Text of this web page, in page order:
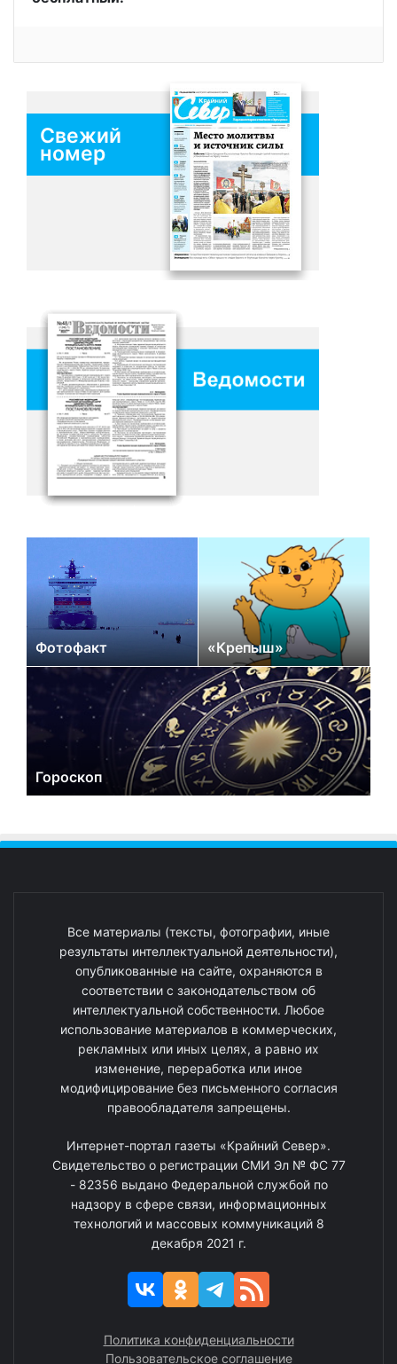
Свежий
номер
Фотофакт «Крепыш»
Гороскоп
Все материалы (тексты, фотографии, иные
результаты интеллектуальной деятельности),
опубликованные на сайте, охраняются в
соответствии с законодательством об
интеллектуальной собственности. Любое
использование материалов в коммерческих,
рекламных или иных целях, а равно их
изменение, переработка или иное
модифицирование без письменного согласия
правообладателя запрещены.
Интернет-портал газеты «Крайний Север».
Свидетельство о регистрации СМИ Эл № ФС 77
- 82356 выдано Федеральной службой по
надзору в сфере связи, информационных
технологий и массовых коммуникаций 8
декабря 2021 г.
Политика конфиденциальности
Пользовательское соглашение